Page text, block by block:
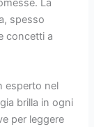
La
spesso
concetti a
esperto nel
brilla in ogni
per leggere